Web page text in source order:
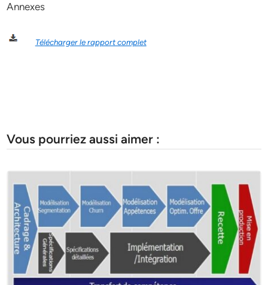
Annexes
Télécharger le rapport complet
Vous pourriez aussi aimer :